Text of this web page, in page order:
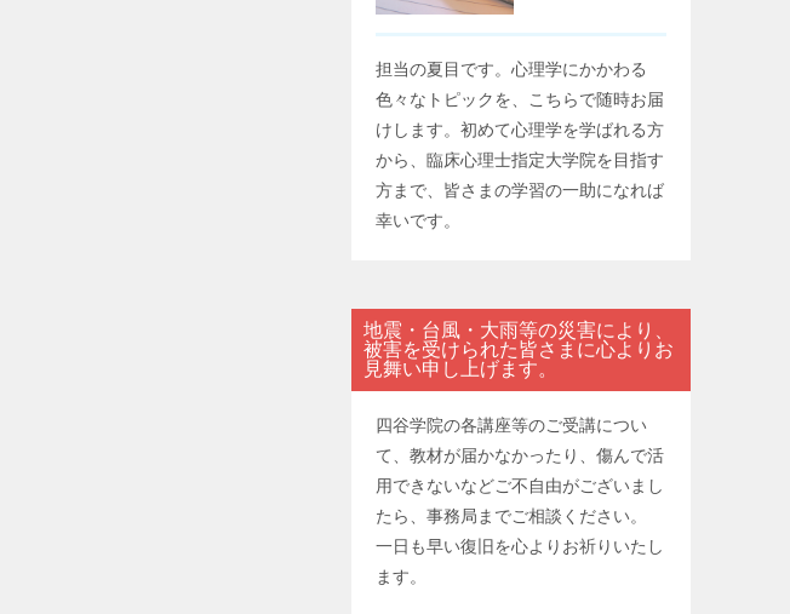
担当の夏目です。心理学にかかわる
色々なトピックを、こちらで随時お届
けします。初めて心理学を学ばれる方
から、臨床心理士指定大学院を目指す
方まで、皆さまの学習の一助になれば
幸いです。
地震・台風・大雨等の災害により、
被害を受けられた皆さまに心よりお
見舞い申し上げます。
四谷学院の各講座等のご受講につい
て、教材が届かなかったり、傷んで活
用できないなどご不自由がございまし
たら、事務局までご相談ください。
一日も早い復旧を心よりお祈りいたし
ます。